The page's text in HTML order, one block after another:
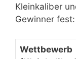
Kleinkaliber
Gewinner fest:
Wettbewerb